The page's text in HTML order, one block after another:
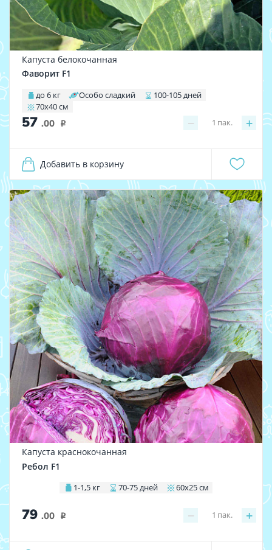
Капуста белокочанная
Фаворит F1
до 6 кг Особо сладкий
100-105 дней
70х40 см
57 .00 i − +
1 пак.
Добавить в корзину
Капуста краснокочанная
Ребол F1
1-1,5 кг 70-75 дней 60х25 см
79 .00 i − +
1 пак.